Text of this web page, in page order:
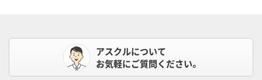
アスクルについて
お気軽にご質問ください。